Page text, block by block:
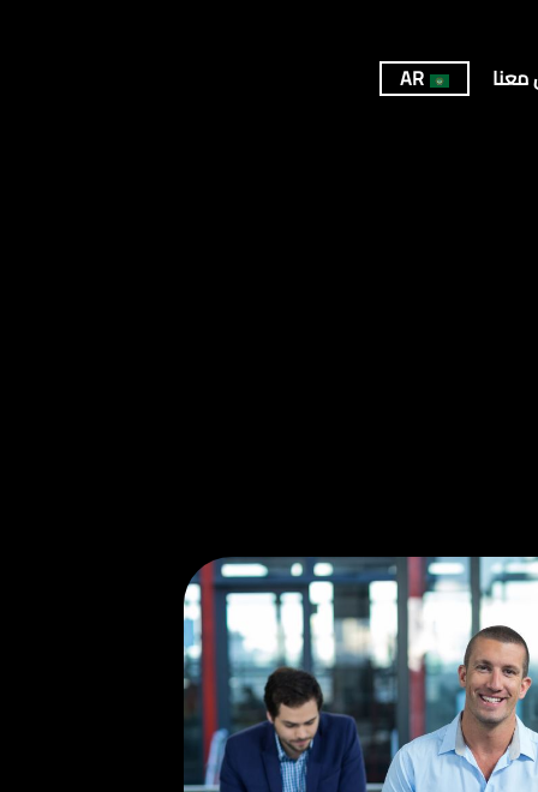
AR